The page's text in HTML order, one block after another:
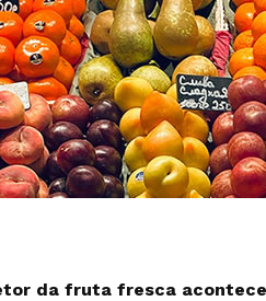
da fruta fresca